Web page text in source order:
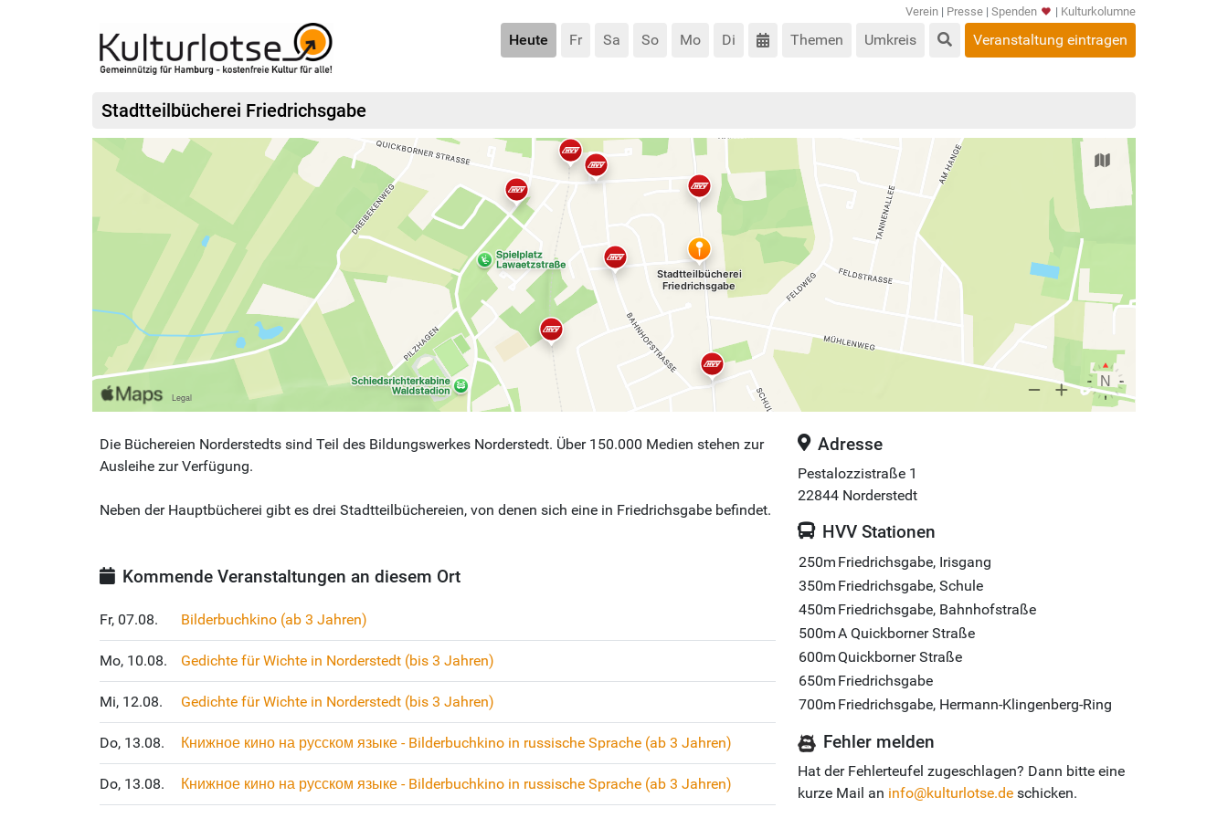
Verein | Presse | Spenden | Kulturkolumne
Heute Fr Sa So Mo Di Themen Umkreis Veranstaltung eintragen
Stadtteilbücherei Friedrichsgabe
Die Büchereien Norderstedts sind Teil des Bildungswerkes Norderstedt. Über 150.000 Medien stehen zur
Ausleihe zur Verfügung.
Neben der Hauptbücherei gibt es drei Stadtteilbüchereien, von denen sich eine in Friedrichsgabe befindet.
Kommende Veranstaltungen an diesem Ort
Fr, 07.08. Bilderbuchkino (ab 3 Jahren)
Mo, 10.08. Gedichte für Wichte in Norderstedt (bis 3 Jahren)
Mi, 12.08. Gedichte für Wichte in Norderstedt (bis 3 Jahren)
Do, 13.08. Книжное кино на русском языке - Bilderbuchkino in russische Sprache (ab 3 Jahren)
Do, 13.08. Книжное кино на русском языке - Bilderbuchkino in russische Sprache (ab 3 Jahren)
Adresse
Pestalozzistraße 1
22844 Norderstedt
HVV Stationen
250m Friedrichsgabe, Irisgang
350m Friedrichsgabe, Schule
450m Friedrichsgabe, Bahnhofstraße
500mA Quickborner Straße
600mQuickborner Straße
650m Friedrichsgabe
700m Friedrichsgabe, Hermann-Klingenberg-Ring
Fehler melden
Hat der Fehlerteufel zugeschlagen? Dann bitte eine
kurze Mail an info@kulturlotse.de schicken.